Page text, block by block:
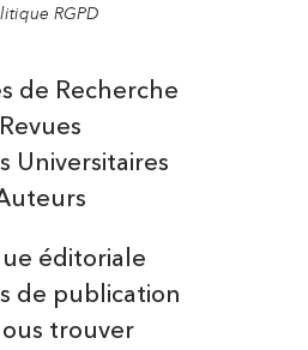
RGPD
Universitaires
de Recherche
Revues
éditoriale
de publication
trouver